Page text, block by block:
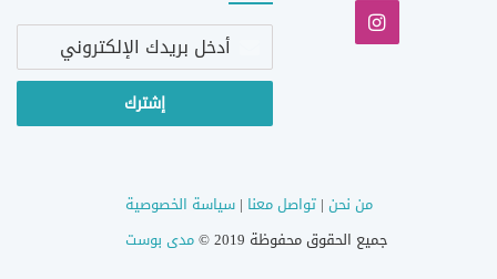
انستقرام
أدخل
الإلكتروني
من نحن |تواصل معنا |سياسة الخصوصية
جميع الحقوق محفوظة 2019 ©
مدى بوست